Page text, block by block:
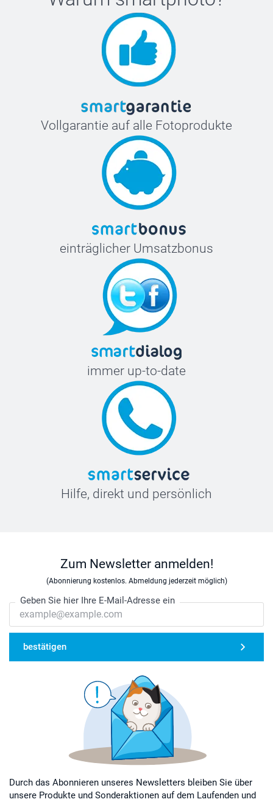
Vollgarantie auf alle Fotoprodukte
einträglicher Umsatzbonus
immer up-to-date
Hilfe, direkt und persönlich
Zum Newsletter anmelden!
(Abonnierung kostenlos. Abmeldung jederzeit möglich)
Geben Sie hier Ihre E-Mail-Adresse ein
bestätigen
Durch das Abonnieren unseres Newsletters bleiben Sie über
unsere Produkte und Sonderaktionen auf dem Laufenden und